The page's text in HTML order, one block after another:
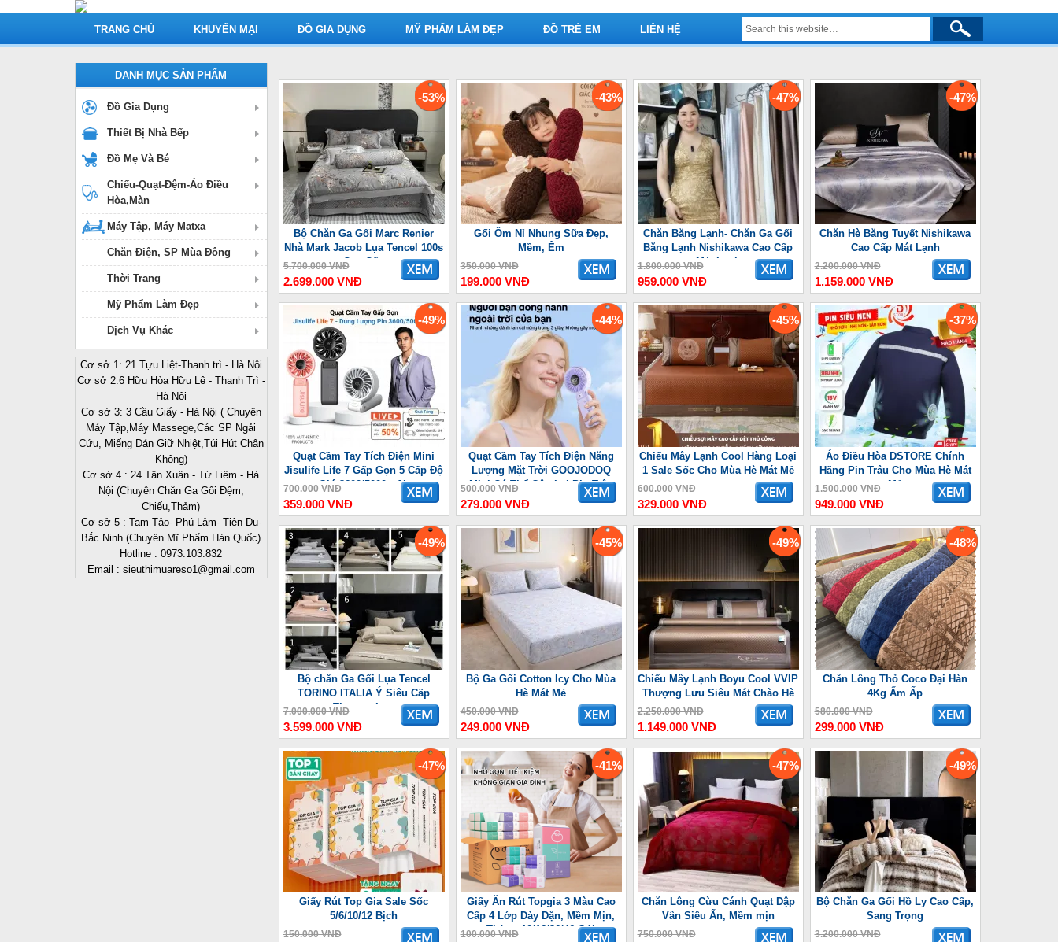
TRANG CHỦ KHUYẾN MẠI ĐỒ GIA DỤNG MỸ PHẨM LÀM ĐẸP ĐỒ TRẺ EM LIÊN HỆ
-53%
Bộ Chăn Ga Gối Marc Renier
Nhà Mark Jacob Lụa Tencel 100s
Cao Cấp
5.700.000 VNĐ
2.699.000 VNĐ
-43%
Gối Ôm Nỉ Nhung Sữa Đẹp,
Mềm, Êm
350.000 VNĐ
199.000 VNĐ
-47%
Chăn Băng Lạnh- Chăn Ga Gối
Băng Lạnh Nishikawa Cao Cấp
Mát Lạnh
1.800.000 VNĐ
959.000 VNĐ
-47%
Chăn Hè Băng Tuyết Nishikawa
Cao Cấp Mát Lạnh
2.200.000 VNĐ
1.159.000 VNĐ
-49%
Quạt Cầm Tay Tích Điện Mini
Jisulife Life 7 Gấp Gọn 5 Cấp Độ
Gió 3600/5000mAh
700.000 VNĐ
359.000 VNĐ
-44%
Quạt Cầm Tay Tích Điện Năng
Lượng Mặt Trời GOOJODOQ
Mini Có Thể Gập Lại Pin Trâu
3600 mAh
500.000 VNĐ
279.000 VNĐ
-45%
Chiếu Mây Lạnh Cool Hàng Loại
1 Sale Sốc Cho Mùa Hè Mát Mẻ
600.000 VNĐ
329.000 VNĐ
-37%
Áo Điều Hòa DSTORE Chính
Hãng Pin Trâu Cho Mùa Hè Mát
Mẻ
1.500.000 VNĐ
949.000 VNĐ
-49%
Bộ chăn Ga Gối Lụa Tencel
TORINO ITALIA Ý Siêu Cấp
Thượng Lưu
7.000.000 VNĐ
3.599.000 VNĐ
-45%
Bộ Ga Gối Cotton Icy Cho Mùa
Hè Mát Mẻ
450.000 VNĐ
249.000 VNĐ
-49%
Chiếu Mây Lạnh Boyu Cool VVIP
Thượng Lưu Siêu Mát Chào Hè
2.250.000 VNĐ
1.149.000 VNĐ
-48%
Chăn Lông Thỏ Coco Đại Hàn
4Kg Ấm Ấp
580.000 VNĐ
299.000 VNĐ
-47%
Giấy Rút Top Gia Sale Sốc
5/6/10/12 Bịch
150.000 VNĐ
-41%
Giấy Ăn Rút Topgia 3 Màu Cao
Cấp 4 Lớp Dày Dặn, Mềm Mịn,
Thùng 10/16/36/46 Gói
100.000 VNĐ
-47%
Chăn Lông Cừu Cánh Quạt Dập
Vân Siêu Ấn, Mềm mịn
750.000 VNĐ
-49%
Bộ Chăn Ga Gối Hồ Ly Cao Cấp,
Sang Trọng
3.200.000 VNĐ
DANH MỤC SẢN PHẨM
Đồ Gia Dụng
Thiết Bị Nhà Bếp
Đồ Mẹ Và Bé
Chiếu-Quạt-Đệm-Áo Điều
Hòa,Màn
Máy Tập, Máy Matxa
Chăn Điện, SP Mùa Đông
Thời Trang
Mỹ Phẩm Làm Đẹp
Dịch Vụ Khác
Cơ sở 1: 21 Tựu Liệt-Thanh trì - Hà Nội
Cơ sở 2:6 Hữu Hòa Hữu Lê - Thanh Trì -
Hà Nội
Cơ sở 3: 3 Cầu Giấy - Hà Nội ( Chuyên
Máy Tập,Máy Massege,Các SP Ngải
Cứu, Miếng Dán Giữ Nhiệt,Túi Hút Chân
Không)
Cơ sở 4 : 24 Tân Xuân - Từ Liêm - Hà
Nội (Chuyên Chăn Ga Gối Đệm,
Chiếu,Thảm)
Cơ sở 5 : Tam Tảo- Phú Lâm- Tiên Du-
Bắc Ninh (Chuyên Mĩ Phẩm Hàn Quốc)
Hotline : 0973.103.832
Email : sieuthimuareso1@gmail.com